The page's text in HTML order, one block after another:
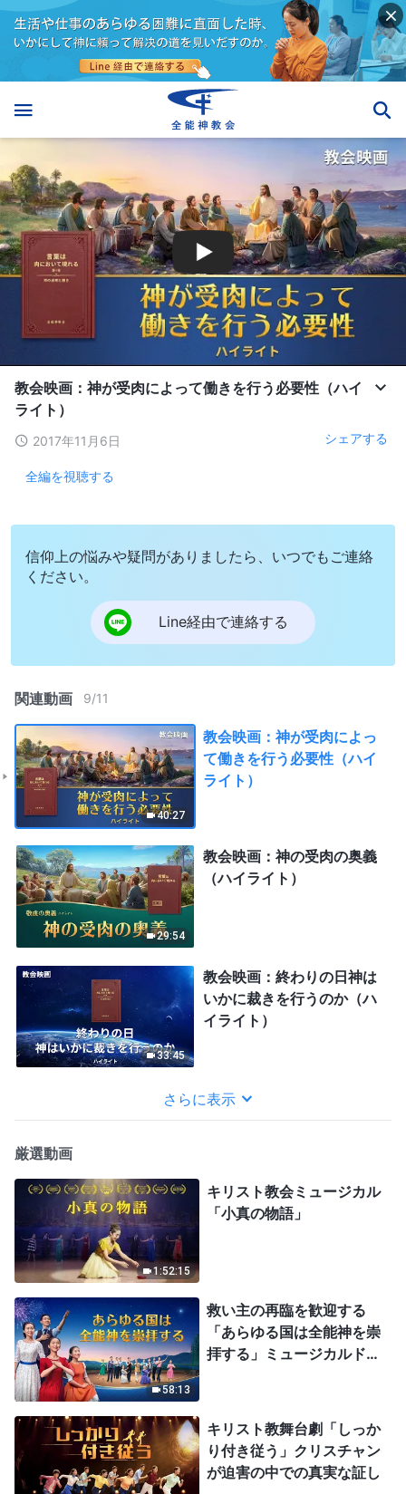
教会映画：神が受肉によって働きを行う必要性（ハイ
ライト）
2017年11月6日 シェアする
全編を視聴する
信仰上の悩みや疑問がありましたら、いつでもご連絡
ください。
Line経由で連絡する
関連動画 9/11
40:27
教会映画：神が受肉によっ
て働きを行う必要性（ハイ
ライト）
29:54
教会映画：神の受肉の奥義
（ハイライト）
33:45
教会映画：終わりの日神は
いかに裁きを行うのか（ハ
イライト）
さらに表示
厳選動画
1:52:15
キリスト教会ミュージカル
「小真の物語」
58:13
救い主の再臨を歓迎する
「あらゆる国は全能神を崇
拝する」ミュージカルドラ
キリスト教舞台劇「しっか
り付き従う」クリスチャン
が迫害の中での真実な証し